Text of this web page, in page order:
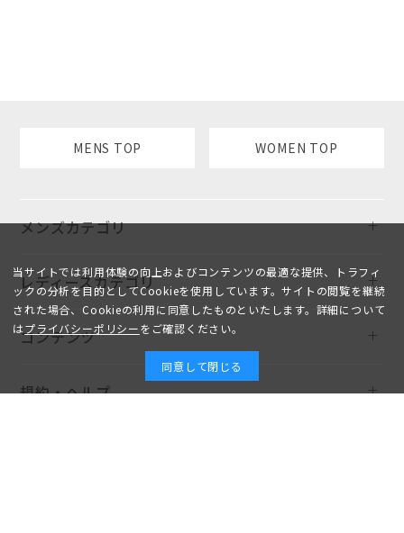
MENS TOP WOMEN TOP
メンズカテゴリ
レディースカテゴリ
コンテンツ
規約・ヘルプ
当サイトでは利用体験の向上およびコンテンツの最適な提供、トラフィ
ックの分析を目的としてCookieを使用しています。サイトの閲覧を継続
された場合、Cookieの利用に同意したものといたします。詳細について
はプライバシーポリシーをご確認ください。
同意して閉じる